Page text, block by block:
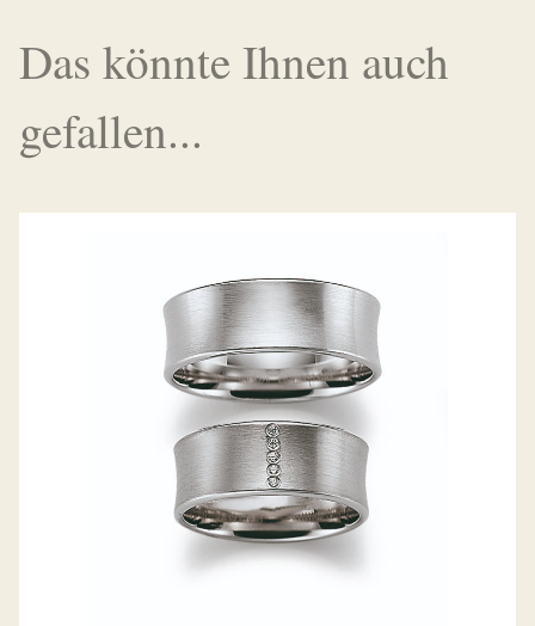
Das könnte Ihnen auch
gefallen...
GERSTNER TRAURINGE